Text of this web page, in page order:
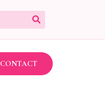
CONTACT